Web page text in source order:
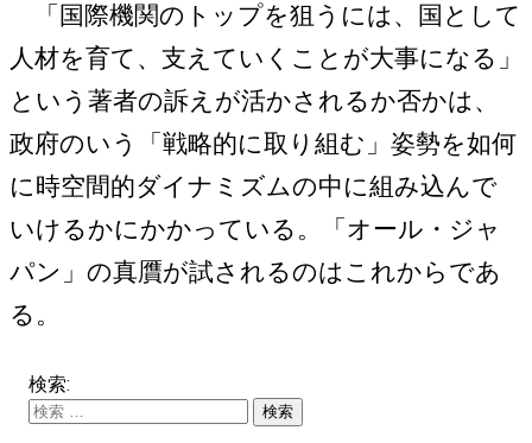
「国際機関のトップを狙うには、国として
人材を育て、支えていくことが大事になる」
という著者の訴えが活かされるか否かは、
政府のいう「戦略的に取り組む」姿勢を如何
に時空間的ダイナミズムの中に組み込んで
いけるかにかかっている。「オール・ジャ
パン」の真贋が試されるのはこれからであ
る。
検索: